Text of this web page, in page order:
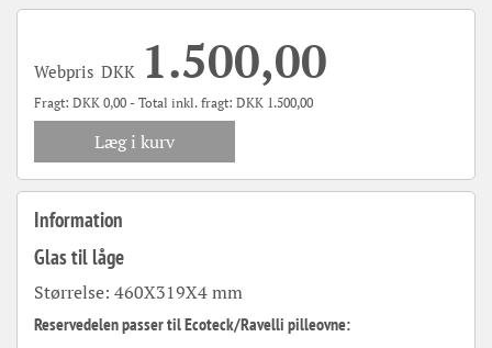
Webpris DKK 1.500,00
Fragt: DKK 0,00 - Total inkl. fragt: DKK 1.500,00
Læg i kurv
Information
Glas til låge
Størrelse: 460X319X4 mm
Reservedelen passer til Ecoteck/Ravelli pilleovne: